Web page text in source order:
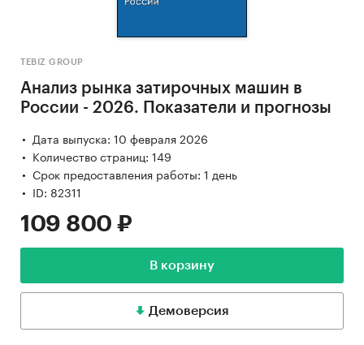
TEBIZ GROUP
Анализ рынка затирочных машин в
России - 2026. Показатели и прогнозы
Дата выпуска: 10 февраля 2026
Количество страниц: 149
Срок предоставления работы: 1 день
ID: 82311
109 800 ₽
В корзину
Демоверсия